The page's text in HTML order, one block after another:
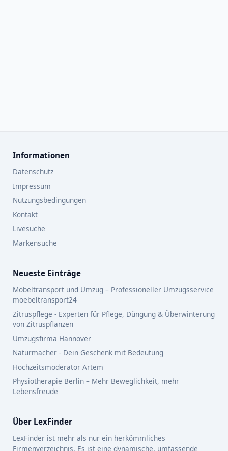
Informationen
Datenschutz
Impressum
Nutzungsbedingungen
Kontakt
Livesuche
Markensuche
Neueste Einträge
Möbeltransport und Umzug – Professioneller Umzugsservice
moebeltransport24
Zitruspflege - Experten für Pflege, Düngung & Überwinterung
von Zitruspflanzen
Umzugsfirma Hannover
Naturmacher - Dein Geschenk mit Bedeutung
Hochzeitsmoderator Artem
Physiotherapie Berlin – Mehr Beweglichkeit, mehr
Lebensfreude
Über LexFinder
LexFinder ist mehr als nur ein herkömmliches
Firmenverzeichnis. Es ist eine dynamische, umfassende